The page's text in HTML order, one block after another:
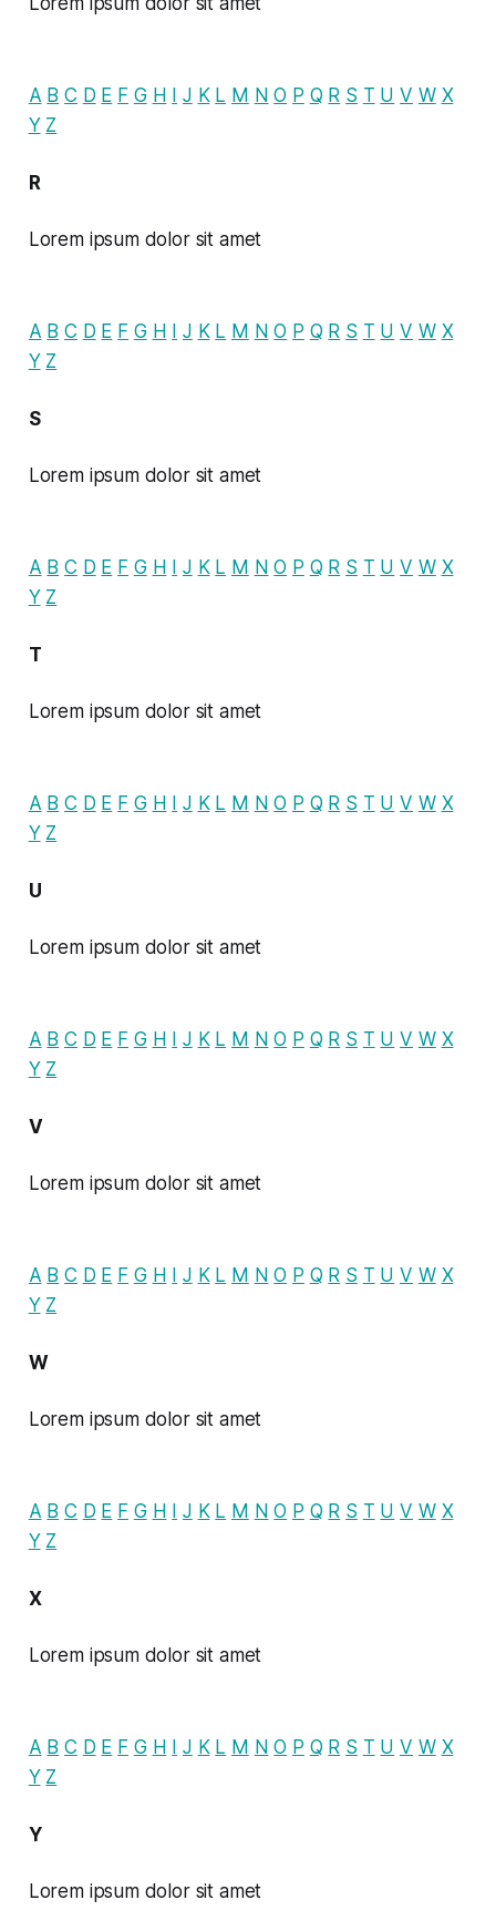
A B C D E F G H J K L M N O P Q R S T U V W X
Y Z
R
Lorem ipsum dolor sit amet
A B C D E F G H J K L M N O P Q R S T U V W X
Y Z
S
Lorem ipsum dolor sit amet
A B C D E F G H J K L M N O P Q R S T U V W X
Y Z
T
Lorem ipsum dolor sit amet
A B C D E F G H J K L M N O P Q R S T U V W X
Y Z
U
Lorem ipsum dolor sit amet
A B C D E F G H J K L M N O P Q R S T U V W X
Y Z
V
Lorem ipsum dolor sit amet
A B C D E F G H J K L M N O P Q R S T U V W X
Y Z
W
Lorem ipsum dolor sit amet
A B C D E F G H J K L M N O P Q R S T U V W X
Y Z
X
Lorem ipsum dolor sit amet
A B C D E F G H J K L M N O P Q R S T U V W X
Y Z
Y
Lorem ipsum dolor sit amet